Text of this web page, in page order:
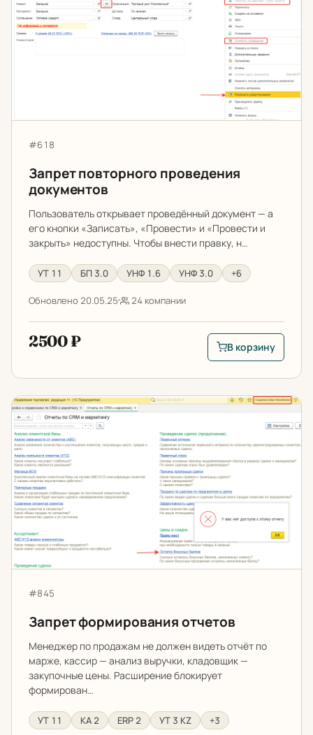
Артикул:
#618
Запрет повторного проведения
документов
Пользователь открывает проведённый документ — а
его кнопки «Записать», «Провести» и «Провести и
закрыть» недоступны. Чтобы внести правку, н…
УТ 11 БП 3.0 УНФ 1.6 УНФ 3.0 +6
Обновлено 20.05.25 24 компании
2500 ₽
В корзину: Запрет
В корзину
Запрет формирования отчетов
Артикул:
#845
Запрет формирования отчетов
Менеджер по продажам не должен видеть отчёт по
марже, кассир — анализ выручки, кладовщик —
закупочные цены. Расширение блокирует
формирован…
УТ 11 КА 2 ERP 2 УТ 3 KZ +3